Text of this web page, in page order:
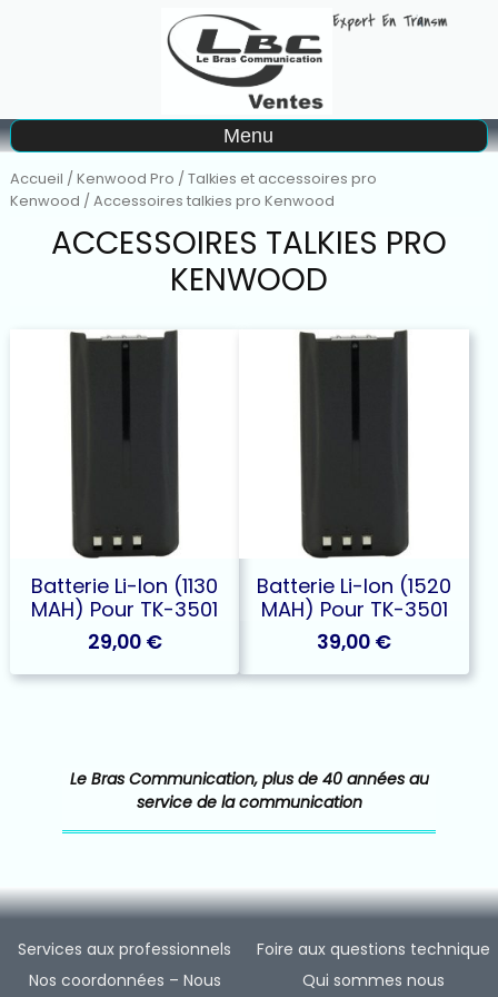
Matériel à la location
Menu
Accueil /Kenwood Pro /Talkies et accessoires pro
Kenwood / Accessoires talkies pro Kenwood
ACCESSOIRES TALKIES PRO
KENWOOD
Batterie Li-Ion (1130
MAH) Pour TK-3501
29,00 €
Batterie Li-Ion (1520
MAH) Pour TK-3501
39,00 €
Le Bras Communication, plus de 40 années au
service de la communication
Services aux professionnels
Foire aux questions technique
Nos coordonnées – Nous
Qui sommes nous